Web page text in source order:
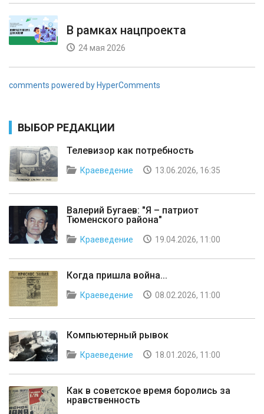
В рамках нацпроекта
24 мая 2026
comments powered by HyperComments
ВЫБОР РЕДАКЦИИ
Телевизор как потребность
Краеведение 13.06.2026, 16:35
Валерий Бугаев: "Я – патриот
Тюменского района"
Краеведение 19.04.2026, 11:00
Когда пришла война...
Краеведение 08.02.2026, 11:00
Компьютерный рывок
Краеведение 18.01.2026, 11:00
Как в советское время боролись за
нравственность